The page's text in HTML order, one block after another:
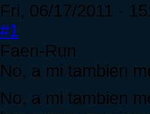
Fri, 06/17/2011 -
#1
Faen-Run
No, a mi tambien
No, a mi tambien